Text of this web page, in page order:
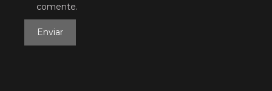
comente.